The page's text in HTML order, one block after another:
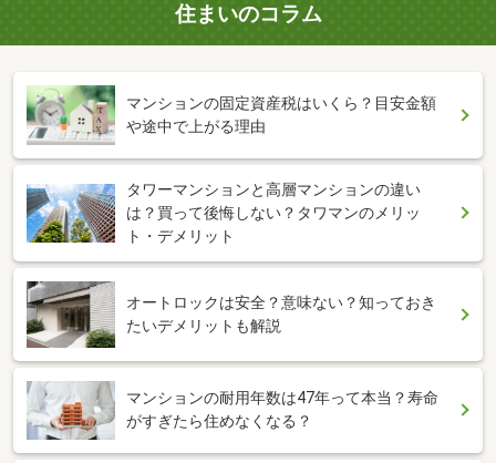
住まいのコラム
マンションの固定資産税はいくら？目安金額
や途中で上がる理由
タワーマンションと高層マンションの違い
は？買って後悔しない？タワマンのメリッ
ト・デメリット
オートロックは安全？意味ない？知っておき
たいデメリットも解説
マンションの耐用年数は47年って本当？寿命
がすぎたら住めなくなる？